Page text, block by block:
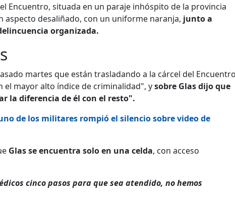
Encuentro, situada en un paraje inhóspito de la provincia
aspecto desaliñado, con un uniforme naranja, junto a
organizada.
martes que están trasladando a la cárcel del Encuentro
el mayor alto índice de criminalidad", ysobre Glas dijo que
la diferencia de él con el resto".
de los militares rompió el silencio sobre video de
Glas se encuentra solo en una celda, con acceso
cinco pasos para que sea atendido, no hemos